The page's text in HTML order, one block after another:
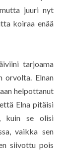
juuri nyt
koiraa enää
tarjoama
orvolta. Elnan
helpottanut
Elna pitäisi
kuin se olisi
vaikka sen
siivottu pois